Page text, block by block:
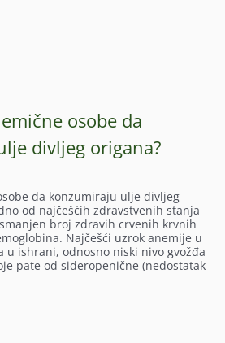
osobe da
divljeg origana?
da konzumiraju ulje divljeg
od najčešćih zdravstvenih stanja
broj zdravih crvenih krvnih
Najčešći uzrok anemije u
u ishrani, odnosno niski nivo gvožđa
pate od sideropenične (nedostatak